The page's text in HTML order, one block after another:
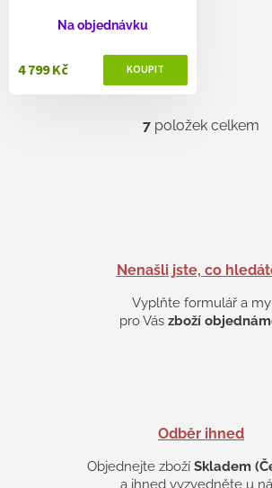
Na objednávku
4 799 Kč
O
p
v
k
s
u
7 položek celkem
Nenašli jste, co
Vyplňte formulář a my
pro Vás zboží
Odběr ihned
Objednejte zboží Skladem
a ihned vyzvedněte u